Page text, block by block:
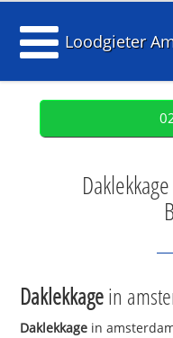
Loodgieter
Daklekkagein
Daklekkage in